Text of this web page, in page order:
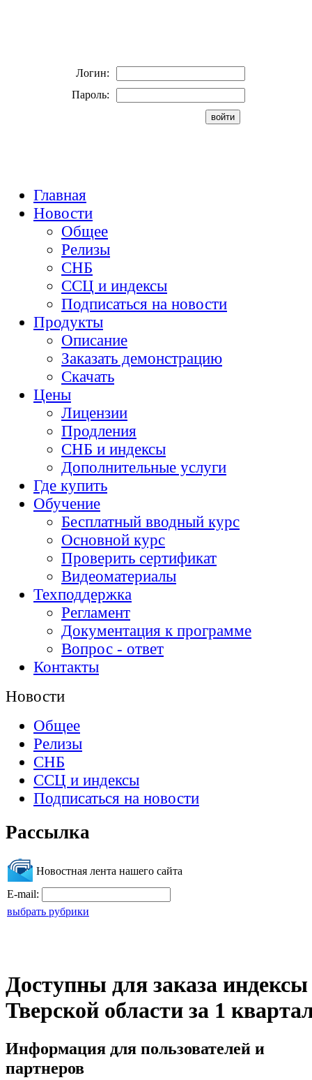
Логин:
Пароль:
Главная
Новости
Общее
Релизы
СНБ
ССЦ и индексы
Подписаться на новости
Продукты
Описание
Заказать демонстрацию
Скачать
Цены
Лицензии
Продления
СНБ и индексы
Дополнительные услуги
Где купить
Обучение
Бесплатный вводный курс
Основной курс
Проверить сертификат
Видеоматериалы
Техподдержка
Регламент
Документация к программе
Вопрос - ответ
Контакты
Новости
Общее
Релизы
СНБ
ССЦ и индексы
Подписаться на новости
Рассылка
Новостная лента нашего сайта
E-mail:
выбрать рубрики
Доступны для заказа
Тверской области за 1
Информация для пользователей и
партнеров